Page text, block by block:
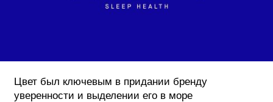
Цвет был ключевым в придании бренду
уверенности и выделении его в море